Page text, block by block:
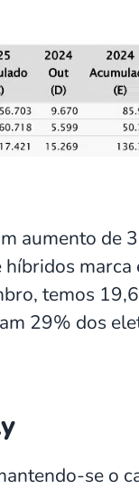
aumento de
temos
29% dos
se o